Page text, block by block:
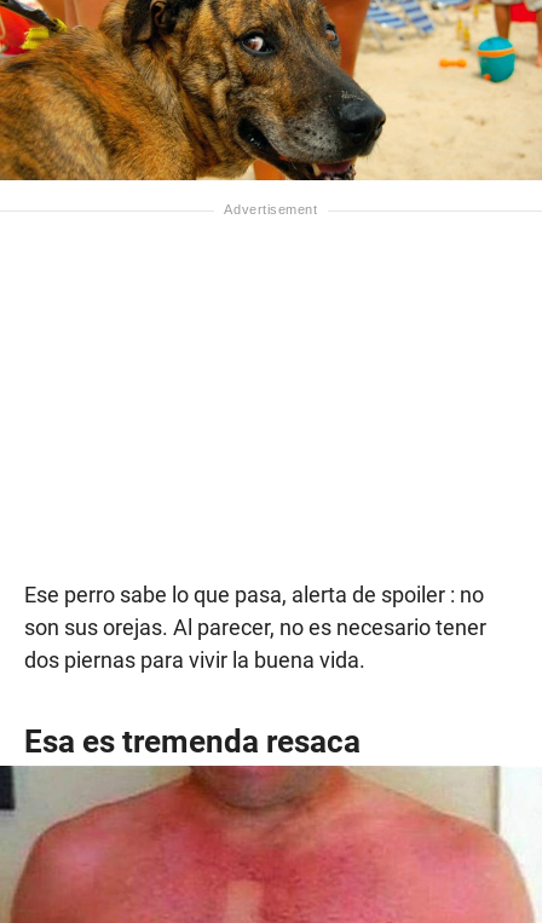
Ese perro sabe lo que pasa, alerta de spoiler : no
son sus orejas. Al parecer, no es necesario tener
dos piernas para vivir la buena vida.
Esa es tremenda resaca